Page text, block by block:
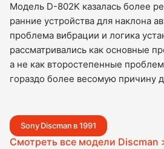
Модель D-802K казалась более
ранние устройства для наклона
проблема вибрации и логика
рассматривались как основные
а не как второстепенные
гораздо более весомую причину
Sony Discman в 1991
Смотреть все модели Discman